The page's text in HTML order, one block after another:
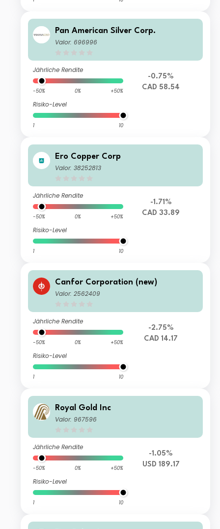
Pan American Silver Corp.
Valor: 696996
Jährliche Rendite
-50% 0% +50%
Risiko-Level
1 10
-0.75%
CAD 58.54
Ero Copper Corp
Valor: 38252813
Jährliche Rendite
-50% 0% +50%
Risiko-Level
1 10
-1.71%
CAD 33.89
Canfor Corporation (new)
Valor: 2562409
Jährliche Rendite
-50% 0% +50%
Risiko-Level
1 10
-2.75%
CAD 14.17
Royal Gold Inc
Valor: 967596
Jährliche Rendite
-50% 0% +50%
Risiko-Level
1 10
-1.05%
USD 189.17